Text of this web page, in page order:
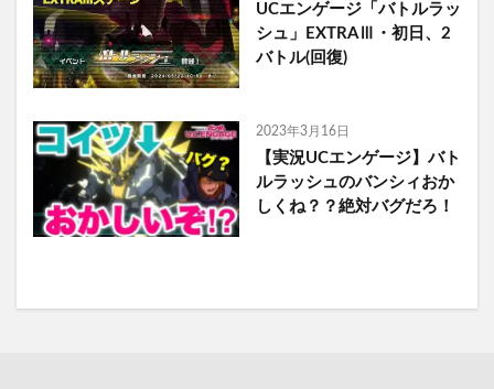
UCエンゲージ「バトルラッ
シュ」EXTRAⅢ・初日、2
バトル(回復)
2023年3月16日
【実況UCエンゲージ】バト
ルラッシュのバンシィおか
しくね？？絶対バグだろ！